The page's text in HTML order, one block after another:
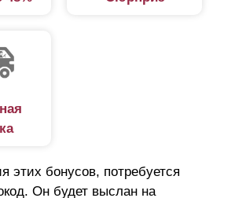
этих бонусов, потребуется
Он будет выслан на